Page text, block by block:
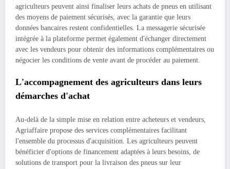
agriculteurs peuvent ainsi finaliser leurs achats de pneus en utilisant
des moyens de paiement sécurisés, avec la garantie que leurs
données bancaires restent confidentielles. La messagerie sécurisée
intégrée à la plateforme permet également d'échanger directement
avec les vendeurs pour obtenir des informations complémentaires ou
négocier les conditions de vente avant de procéder au paiement.
L'accompagnement des agriculteurs dans leurs
démarches d'achat
Au-delà de la simple mise en relation entre acheteurs et vendeurs,
Agriaffaire propose des services complémentaires facilitant
l'ensemble du processus d'acquisition. Les agriculteurs peuvent
bénéficier d'options de financement adaptées à leurs besoins, de
solutions de transport pour la livraison des pneus sur leur